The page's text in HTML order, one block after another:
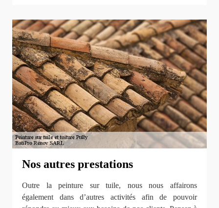
Nos autres prestations
Outre la peinture sur tuile, nous nous affairons
également dans d’autres activités afin de pouvoir